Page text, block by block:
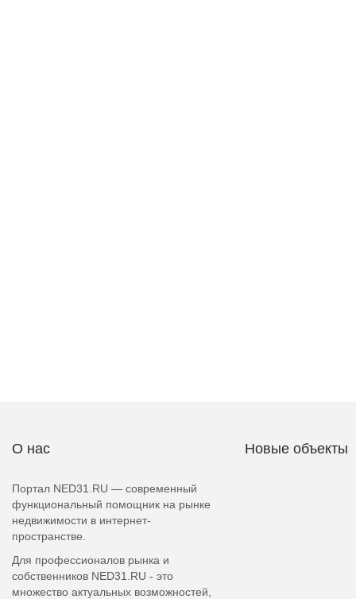
О нас
Портал NED31.RU — современный
функциональный помощник на рынке
недвижимости в интернет-
пространстве.
Для профессионалов рынка и
собственников NED31.RU - это
множество актуальных возможностей,
Новые объекты